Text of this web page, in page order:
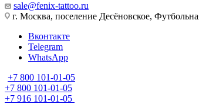
sale@fenix-tattoo.ru
г. Москва, поселение Десёновское,
Вконтакте
Telegram
WhatsApp
+7 800 101-01-05
+7 800 101-01-05
+7 916 101-01-05